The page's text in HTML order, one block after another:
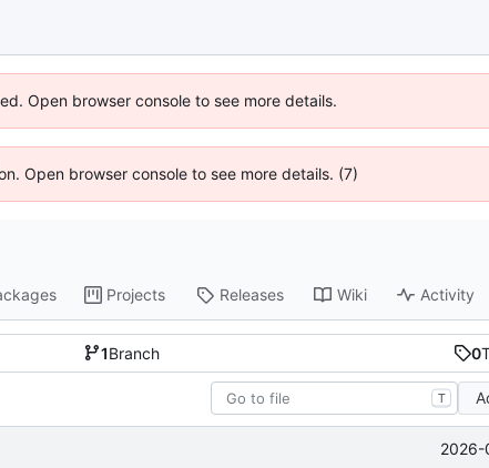
Open browser console to see more details.
Open browser console to see more details. (7)
Projects Releases Wiki Activity
1Branch 0
T
2026-